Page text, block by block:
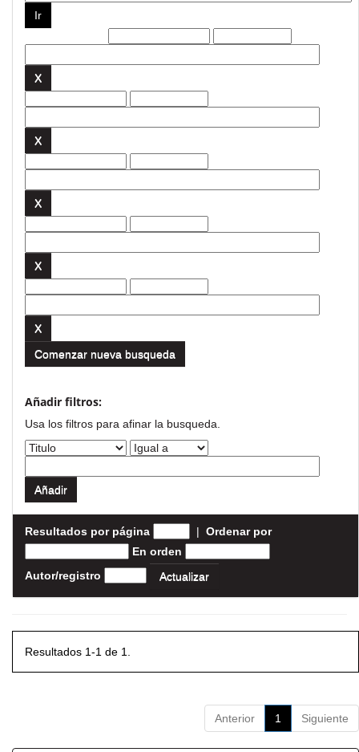
Comenzar nueva busqueda
Añadir filtros:
Usa los filtros para afinar la busqueda.
Resultados por página | Ordenar por
En orden
Autor/registro
Resultados 1-1 de 1.
Anterior 1 Siguiente